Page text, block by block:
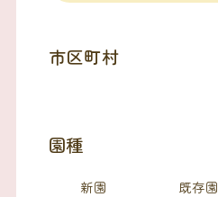
市区町村
園種
新園 既存園